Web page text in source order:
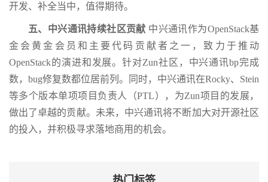
开发、补全当中，值得期待。
五、中兴通讯持续社区贡献 中兴通讯作为OpenStack基
金会黄金会员和主要代码贡献者之一，致力于推动
OpenStack的演进和发展。针对Zun社区，中兴通讯bp完成
数，bug修复数都位居前列。同时，中兴通讯在Rocky、Stein
等多个版本单项项目负责人（PTL），为Zun项目的发展，
做出了卓越的贡献。未来，中兴通讯将不断加大对开源社区
的投入，并积极寻求落地商用的机会。